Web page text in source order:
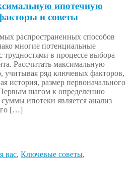
ипотечную
и советы
распространенных способов
многие потенциальные
трудностями в процессе выбора
Рассчитать максимальную
ряд ключевых факторов,
история, размер первоначального
шагом к определению
ипотеки является анализ
[…]
вас, Ключевые советы,